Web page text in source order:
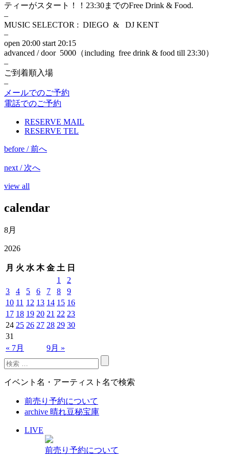
ティーがスタート！！23:30までのFree Drink & Food.
–
MUSIC SELECTOR : DIEGO & DJ KENT
–
open 20:00 start 20:15
advanced / door 5000（including free drink & food till 23:30）
–
ご到着順入場
–
メールでのご予約
電話でのご予約
RESERVE MAIL
RESERVE TEL
before / 前へ
next / 次へ
view all
calendar
8月
2026
月 火 水 木 金 土 日
« 7月 9月 »
1
2
3
4 5 6 7 8
9
10 11 12 13 14 15 16
17 18 19 20 21 22 23
24 25 26 27 28 29 30
31
イベント名・アーティスト名で検索
前売り予約について
archive 晴れ豆秘宝庫
LIVE
前売り予約について